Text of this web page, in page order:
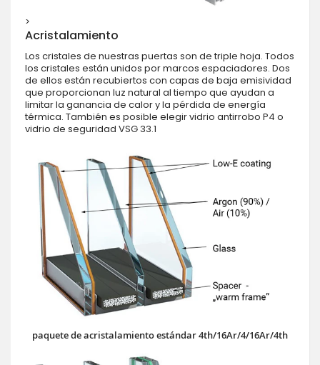
>
Acristalamiento
Los cristales de nuestras puertas son de triple hoja. Todos
los cristales están unidos por marcos espaciadores. Dos
de ellos están recubiertos con capas de baja emisividad
que proporcionan luz natural al tiempo que ayudan a
limitar la ganancia de calor y la pérdida de energía
térmica. También es posible elegir vidrio antirrobo P4 o
vidrio de seguridad VSG 33.1
paquete de acristalamiento estándar 4th/16Ar/4/16Ar/4th